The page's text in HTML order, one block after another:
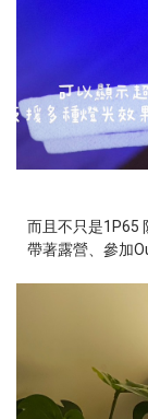
而且不只是1P65
帶著露營、參加